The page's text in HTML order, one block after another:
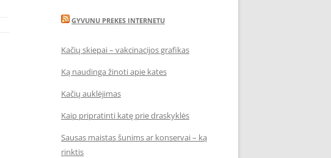
GYVUNU PREKES INTERNETU
Kačių skiepai – vakcinacijos grafikas
Ką naudinga žinoti apie kates
Kačių auklėjimas
Kaip pripratinti katę prie draskyklės
Sausas maistas šunims ar konservai – ką
rinktis